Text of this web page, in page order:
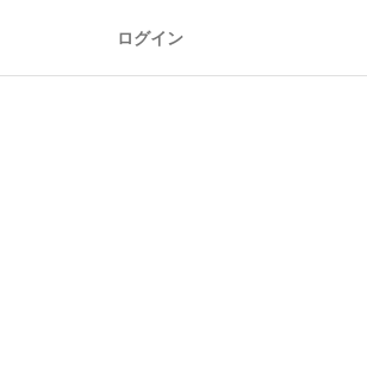
ログイン